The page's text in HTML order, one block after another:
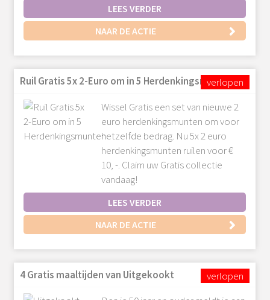
LEES VERDER
NAAR DE ACTIE
Ruil Gratis 5x 2-Euro om in 5 Herdenkingsmunten
Wissel Gratis een set van nieuwe 2
euro herdenkingsmunten om voor
hetzelfde bedrag. Nu 5x 2 euro
herdenkingsmunten ruilen voor €
10, -. Claim uw Gratis collectie
vandaag!
LEES VERDER
NAAR DE ACTIE
4 Gratis maaltijden van Uitgekookt